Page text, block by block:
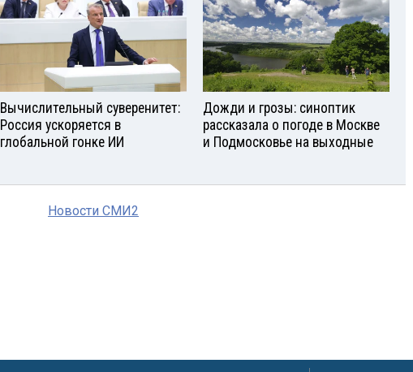
Вычислительный суверенитет:
Россия ускоряется в
глобальной гонке ИИ
Дожди и грозы: синоптик
рассказала о погоде в Москве
и Подмосковье на выходные
Новости СМИ2